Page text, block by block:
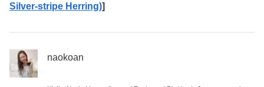
Silver-stripe Herring)]
naokoan